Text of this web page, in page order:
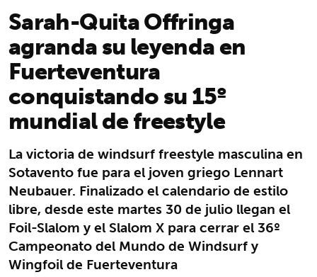
Sarah-Quita Offringa
agranda su leyenda en
Fuerteventura
conquistando su 15º
mundial de freestyle
La victoria de windsurf freestyle masculina en
Sotavento fue para el joven griego Lennart
Neubauer. Finalizado el calendario de estilo
libre, desde este martes 30 de julio llegan el
Foil-Slalom y el Slalom X para cerrar el 36º
Campeonato del Mundo de Windsurf y
Wingfoil de Fuerteventura